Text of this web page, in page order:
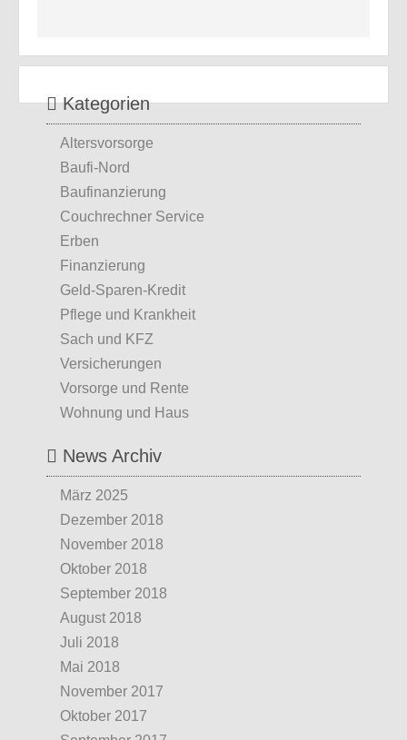
Kategorien
Altersvorsorge
Baufi-Nord
Baufinanzierung
Couchrechner Service
Erben
Finanzierung
Geld-Sparen-Kredit
Pflege und Krankheit
Sach und KFZ
Versicherungen
Vorsorge und Rente
Wohnung und Haus
News Archiv
März 2025
Dezember 2018
November 2018
Oktober 2018
September 2018
August 2018
Juli 2018
Mai 2018
November 2017
Oktober 2017